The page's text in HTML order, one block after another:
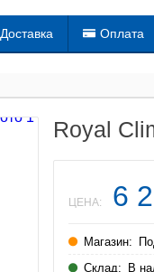
Доставка Оплата
Royal
ЦЕНА: 6
Магазин:
Склад:
В